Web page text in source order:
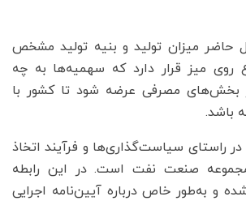
حاضر میزان تولید و بنیه تولید مشخص
میز قرار دارد که سهمیه‌ها به چه
بخش‌های مصرفی عرضه شود تا کشور با
باشد.
در راستای سیاست‌گذاری‌ها و فرآیند اتخاذ
مجموعه صنعت نفت است. در این رابطه
و به‌طور خاص درباره آیین‌نامه اجرایی